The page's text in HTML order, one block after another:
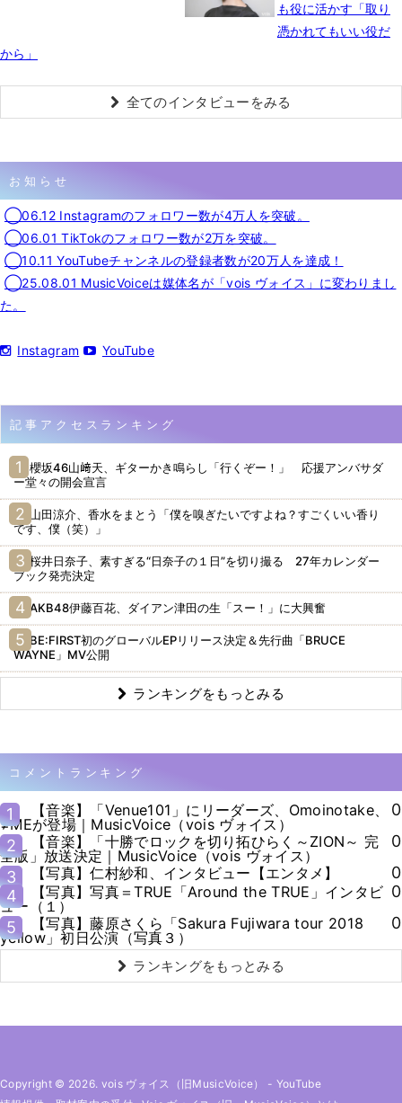
も役に活かす「取り
憑かれてもいい役だ
から」
全てのインタビューをみる
お知らせ
◯06.12 Instagramのフォロワー数が4万人を突破。
◯06.01 TikTokのフォロワー数が2万を突破。
◯10.11 YouTubeチャンネルの登録者数が20万人を達成！
◯25.08.01 MusicVoiceは媒体名が「vois ヴォイス」に変わりまし
た。
Instagram YouTube
記事アクセスランキング
櫻坂46山﨑天、ギターかき鳴らし「行くぞー！」 応援アンバサダ
ー堂々の開会宣言
山田涼介、香水をまとう「僕を嗅ぎたいですよね？すごくいい香り
です、僕（笑）」
桜井日奈子、素すぎる“日奈子の１日”を切り撮る 27年カレンダー
ブック発売決定
AKB48伊藤百花、ダイアン津田の生「スー！」に大興奮
BE:FIRST初のグローバルEPリリース決定＆先行曲「BRUCE
WAYNE」MV公開
ランキングをもっとみる
コメントランキング
1
【音楽】「Venue101」にリーダーズ、Omoinotake、
≠MEが登場｜MusicVoice（vois ヴォイス）
0
2
【音楽】「十勝でロックを切り拓ひらく～ZION～ 完
全版」放送決定｜MusicVoice（vois ヴォイス）
0
3
【写真】仁村紗和、インタビュー【エンタメ】
0
4
【写真】写真＝TRUE「Around the TRUE」インタビ
ュー（１）
0
5
【写真】藤原さくら「Sakura Fujiwara tour 2018
yellow」初日公演（写真３）
0
ランキングをもっとみる
Copyright © 2026. vois ヴォイス（旧MusicVoice） - YouTube